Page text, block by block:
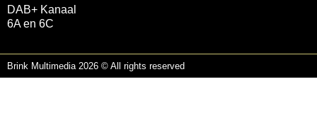
DAB+ Kanaal
6A en 6C
Brink Multimedia 2026 © All rights reserved